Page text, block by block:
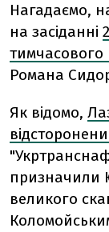
Нагадаємо,
на засіданні
Романа
Як відомо,
призначили
великого